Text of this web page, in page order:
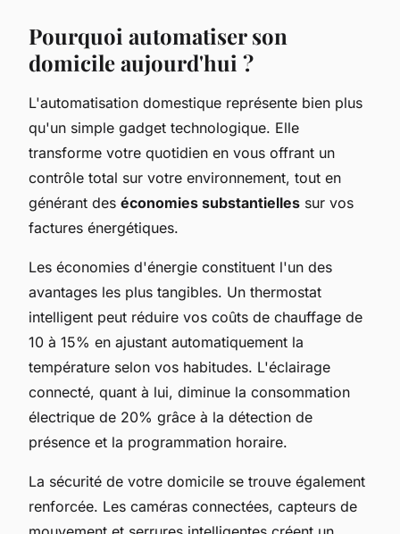
Pourquoi automatiser son
domicile aujourd'hui ?
L'automatisation domestique représente bien plus
qu'un simple gadget technologique. Elle
transforme votre quotidien en vous offrant un
contrôle total sur votre environnement, tout en
générant des économies substantielles sur vos
factures énergétiques.
Les économies d'énergie constituent l'un des
avantages les plus tangibles. Un thermostat
intelligent peut réduire vos coûts de chauffage de
10 à 15% en ajustant automatiquement la
température selon vos habitudes. L'éclairage
connecté, quant à lui, diminue la consommation
électrique de 20% grâce à la détection de
présence et la programmation horaire.
La sécurité de votre domicile se trouve également
renforcée. Les caméras connectées, capteurs de